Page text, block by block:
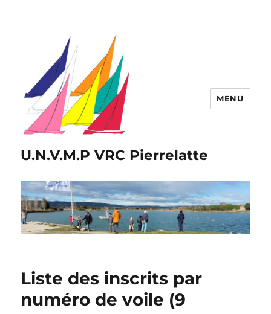
U.N.V.M.P VRC Pierrelatte
MENU
Liste des inscrits par
numéro de voile (9